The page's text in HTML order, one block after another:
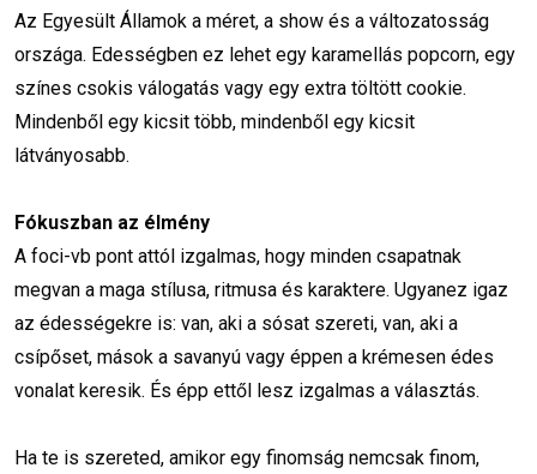
Az Egyesült Államok a méret, a show és a változatosság
országa. Edességben ez lehet egy karamellás popcorn, egy
színes csokis válogatás vagy egy extra töltött cookie.
Mindenből egy kicsit több, mindenből egy kicsit
látványosabb.
Fókuszban az élmény
A foci-vb pont attól izgalmas, hogy minden csapatnak
megvan a maga stílusa, ritmusa és karaktere. Ugyanez igaz
az édességekre is: van, aki a sósat szereti, van, aki a
csípőset, mások a savanyú vagy éppen a krémesen édes
vonalat keresik. És épp ettől lesz izgalmas a választás.
Ha te is szereted, amikor egy finomság nemcsak finom,